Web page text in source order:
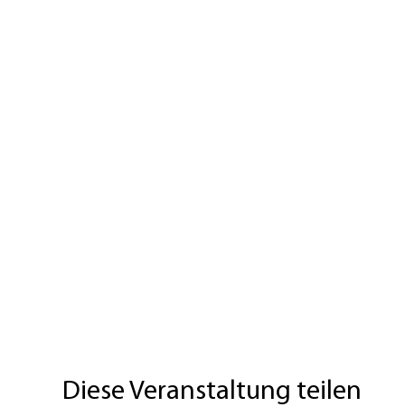
Diese Veranstaltung teilen